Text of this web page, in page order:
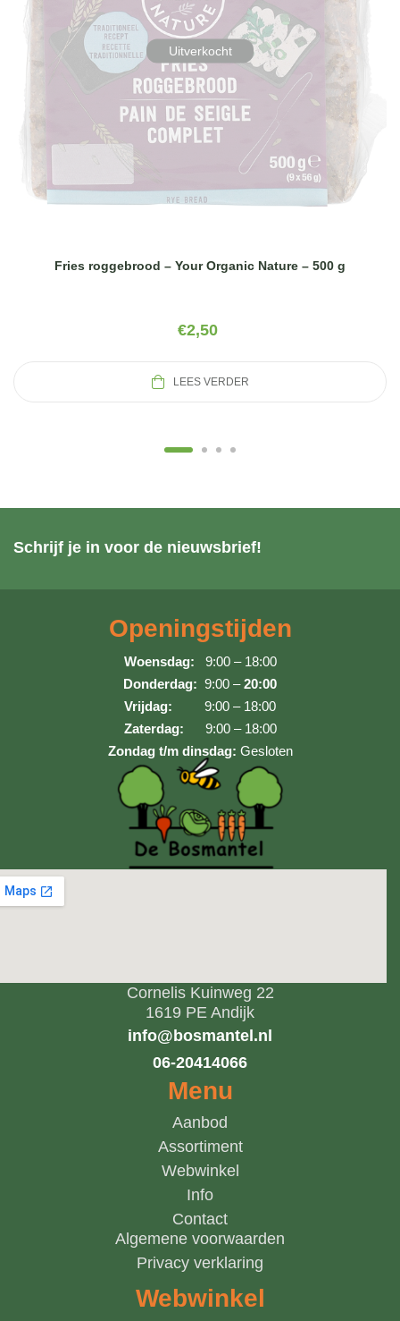
Uitverkocht
Fries roggebrood – Your Organic Nature – 500 g
€2,50
LEES VERDER
Schrijf je in voor de nieuwsbrief!
Openingstijden
Woensdag: 9:00 – 18:00
Donderdag: 9:00 –20:00
Vrijdag: 9:00 – 18:00
Zaterdag: 9:00 – 18:00
Zondag t/m dinsdag: Gesloten
Cornelis Kuinweg 22
1619 PE Andijk
info@bosmantel.nl
06-20414066
Menu
Aanbod
Assortiment
Webwinkel
Info
Contact
Algemene voorwaarden
Privacy verklaring
Webwinkel